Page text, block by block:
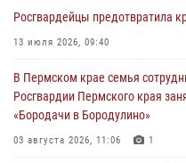
30 июля 2026, 05:19
богослужении в Перми
28 июля 2026, 10:44
Росгвардейцы оказали силовую
Росгвардейцы предотвратила
13 июля 2026, 09:40
В Пермском крае семья
Росгвардии Пермского края
«Бородачи в Бородулино»
03 августа 2026, 11:06 1